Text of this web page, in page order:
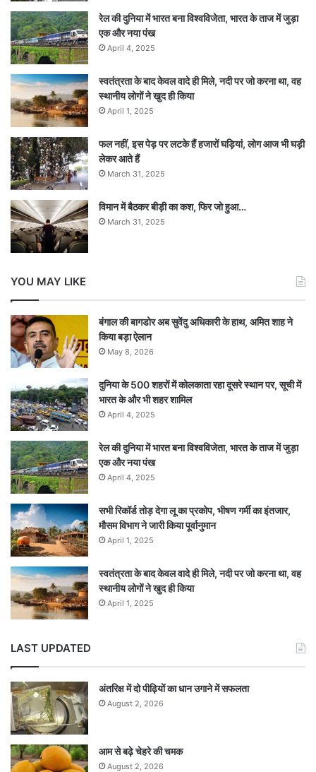
रेल की दुनिया में भारत बना विश्वविजेता, भारत के ताज में जुड़ा
एक और नया पंख
April 4, 2025
स्वतंत्रता के बाद केवल वादे ही मिले, नदी पर जो करना था, वह
स्थानीय लोगों ने खुद ही किया
April 1, 2025
फल नहीं, इस पेड़ पर लटके हैं हजारों घड़ियां, लोग आज भी घड़ी
लेकर आते हैं
March 31, 2025
विमान में बैठकर बीड़ी का कश, फिर जो हुआ…
March 31, 2025
YOU MAY LIKE
बंगाल की बागडोर अब सुवेंदु अधिकारी के हाथ, अमित शाह ने
किया बड़ा ऐलान
May 8, 2026
दुनिया के 500 शहरों में कोलकाता रहा दूसरे स्थान पर, सूची में
भारत के और भी शहर शामिल
April 4, 2025
रेल की दुनिया में भारत बना विश्वविजेता, भारत के ताज में जुड़ा
एक और नया पंख
April 4, 2025
सभी रिकॉर्ड तोड़ देगा लू का प्रकोप, भीषण गर्मी का इंतजार,
मौसम विभाग ने जारी किया पूर्वानुमान
April 1, 2025
स्वतंत्रता के बाद केवल वादे ही मिले, नदी पर जो करना था, वह
स्थानीय लोगों ने खुद ही किया
April 1, 2025
LAST UPDATED
अंतरिक्ष में दो पीढ़ियों का धान उगाने में सफलता
August 2, 2026
आम से बढ़े चेहरे की चमक
August 2, 2026